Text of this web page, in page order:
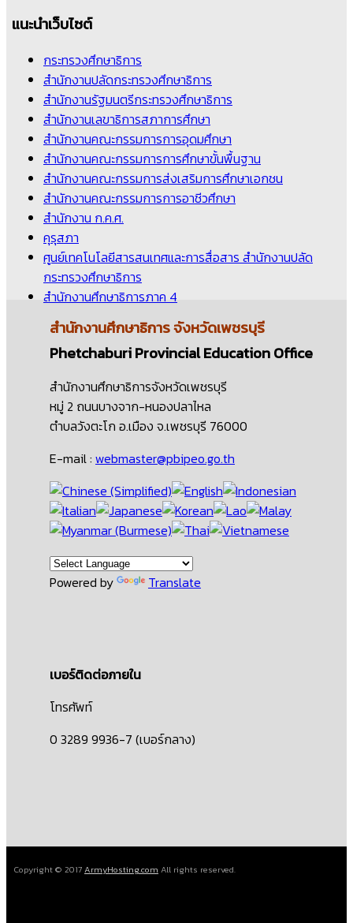
แนะนำเว็บไซต์
กระทรวงศึกษาธิการ
สำนักงานปลัดกระทรวงศึกษาธิการ
สำนักงานรัฐมนตรีกระทรวงศึกษาธิการ
สำนักงานเลขาธิการสภาการศึกษา
สำนักงานคณะกรรมการการอุดมศึกษา
สำนักงานคณะกรรมการการศึกษาขั้นพื้นฐาน
สำนักงานคณะกรรมการส่งเสริมการศึกษาเอกชน
สำนักงานคณะกรรมการการอาชีวศึกษา
สำนักงาน ก.ค.ศ.
คุรุสภา
ศูนย์เทคโนโลยีสารสนเทศและการสื่อสาร สำนักงานปลัด
กระทรวงศึกษาธิการ
สำนักงานศึกษาธิการภาค 4
สำนักงานศึกษาธิการจังหวัดเพชรบุรี
Phetchaburi Provincial Education Office
สำนักงานศึกษาธิการจังหวัดเพชรบุรี
หมู่ 2 ถนนบางจาก-หนองปลาไหล
ตำบลวังตะโก อ.เมือง จ.เพชรบุรี 76000
E-mail : webmaster@pbipeo.go.th
Powered by Translate
เบอร์ติดต่อภายใน
โทรศัพท์
0 3289 9936-7 (เบอร์กลาง)
Copyright © 2017ArmyHosting.com All rights reserved.